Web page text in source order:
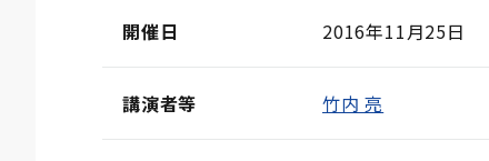
開催日 2016年11月25日
講演者等 竹内 亮